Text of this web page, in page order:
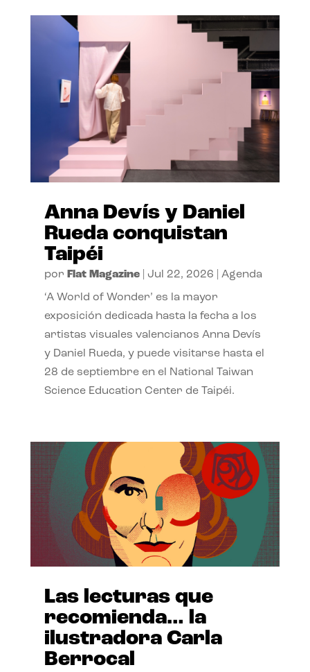
Anna Devís y Daniel
Rueda conquistan
Taipéi
por Flat Magazine| Jul 22, 2026 Agenda
‘A World of Wonder’ es la mayor
exposición dedicada hasta la fecha a los
artistas visuales valencianos Anna Devís
y Daniel Rueda, y puede visitarse hasta el
28 de septiembre en el National Taiwan
Science Education Center de Taipéi.
Las lecturas que
recomienda… la
ilustradora Carla
Berrocal